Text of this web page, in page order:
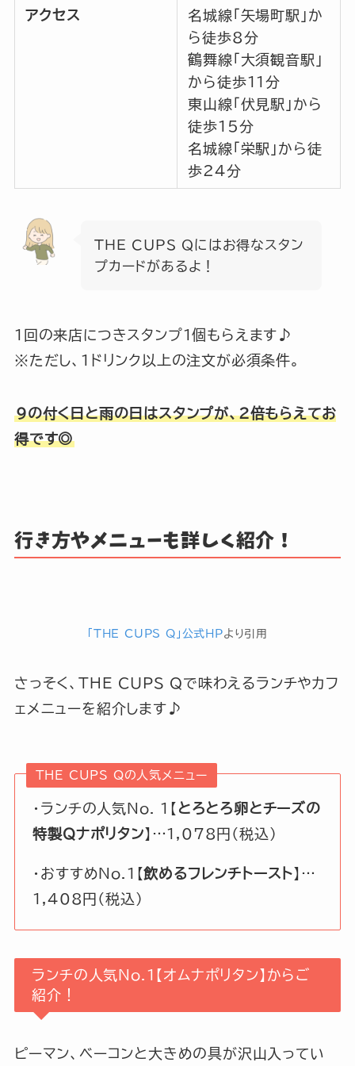
アクセス
名城線「矢場町駅」か
ら徒歩8分
鶴舞線「大須観音駅」
から徒歩11分
東山線「伏見駅」から
徒歩15分
名城線「栄駅」から徒
歩24分
THE CUPS Qにはお得なスタン
プカードがあるよ！
1回の来店につきスタンプ1個もらえます♪
※ただし、1ドリンク以上の注文が必須条件。
9の付く日と雨の日はスタンプが、2倍もらえてお
得です◎
行き方やメニューも詳しく紹介！
「THE CUPS Q」公式HPより引用
さっそく、THE CUPS Qで味わえるランチやカフ
ェメニューを紹介します♪
THE CUPS Qの人気メニュー
・ランチの人気No. 1【 とろとろ卵とチーズの
特製Qナポリタン】…1,078円（税込）
・おすすめNo.1【飲めるフレンチトースト】…
1,408円（税込）
ランチの人気No.1【オムナポリタン】からご
紹介！
ピーマン、ベーコンと大きめの具が沢山入ってい